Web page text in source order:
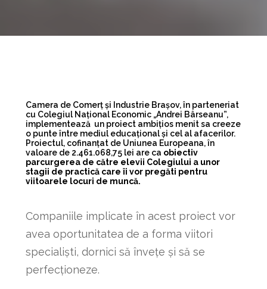
Camera de Comerț și Industrie Brașov, în parteneriat
cu Colegiul Național Economic „Andrei Bârseanu”,
implementează un proiect ambițios menit sa creeze
o punte între mediul educațional și cel al afacerilor.
Proiectul, cofinanțat de Uniunea Europeana, în
valoare de 2.461.068,75 lei are ca obiectiv
parcurgerea de către elevii Colegiului a unor
stagii de practică care îi vor pregăti pentru
viitoarele locuri de muncă.
Companiile implicate în acest proiect vor
avea oportunitatea de a forma viitori
specialiști, dornici să învețe și să se
perfecționeze.